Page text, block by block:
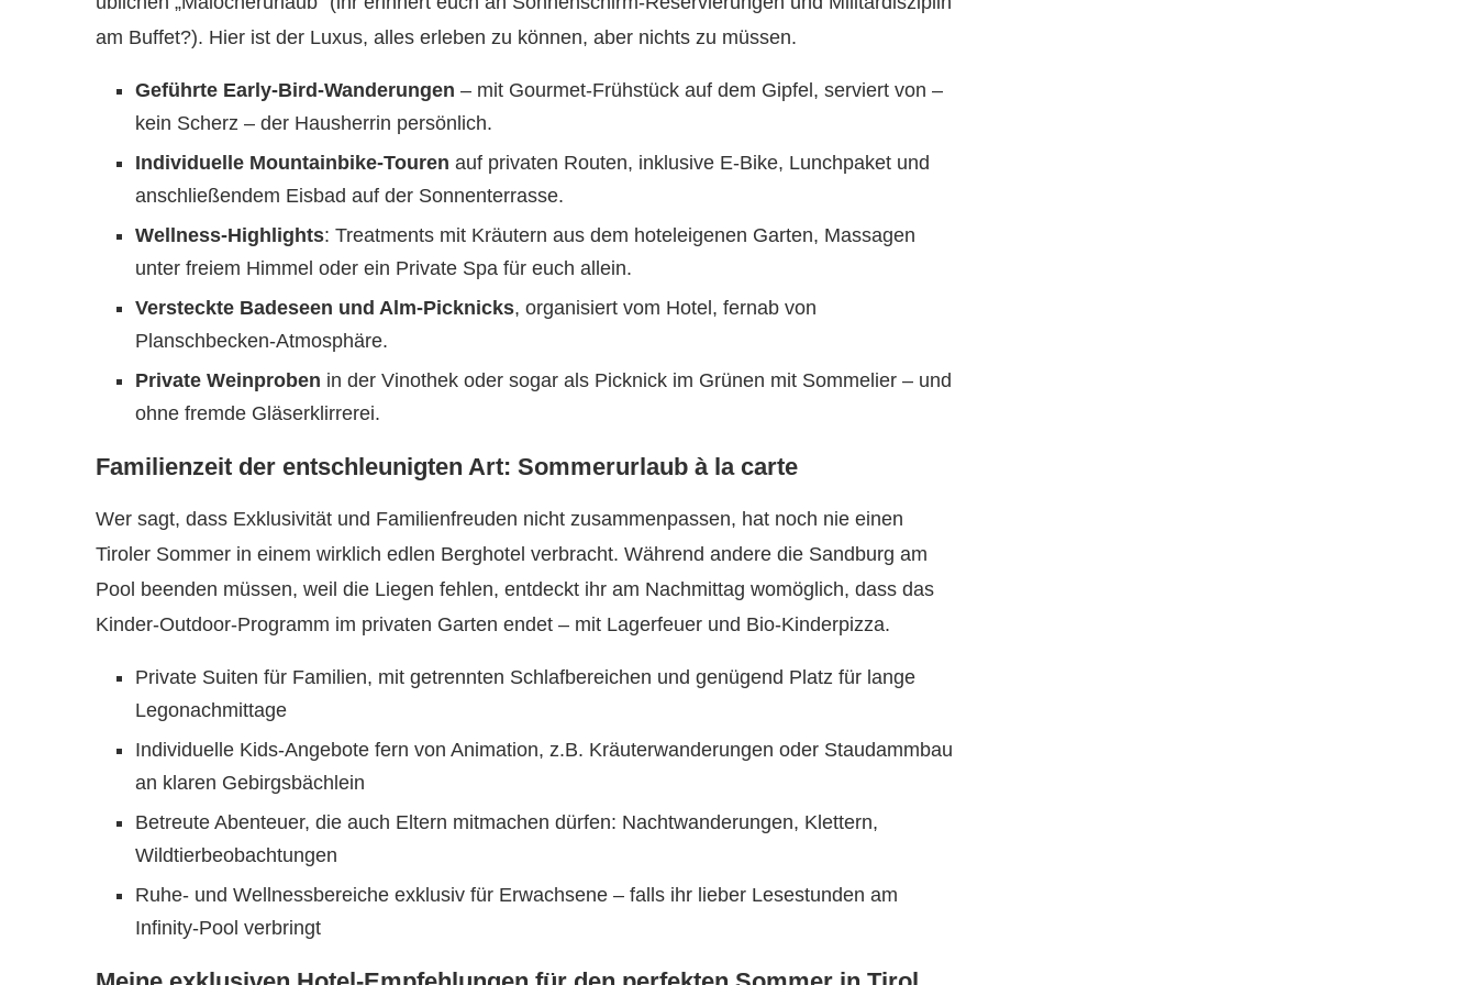
am Buffet?). Hier ist der Luxus, alles erleben zu können, aber nichts zu müssen.
Geführte Early-Bird-Wanderungen – mit Gourmet-Frühstück auf dem Gipfel, serviert von –
kein Scherz – der Hausherrin persönlich.
Individuelle Mountainbike-Touren auf privaten Routen, inklusive E-Bike, Lunchpaket und
anschließendem Eisbad auf der Sonnenterrasse.
Wellness-Highlights: Treatments mit Kräutern aus dem hoteleigenen Garten, Massagen
unter freiem Himmel oder ein Private Spa für euch allein.
Versteckte Badeseen und Alm-Picknicks, organisiert vom Hotel, fernab von
Planschbecken-Atmosphäre.
Private Weinproben in der Vinothek oder sogar als Picknick im Grünen mit Sommelier – und
ohne fremde Gläserklirrerei.
Familienzeit der entschleunigten Art: Sommerurlaub à la carte
Wer sagt, dass Exklusivität und Familienfreuden nicht zusammenpassen, hat noch nie einen
Tiroler Sommer in einem wirklich edlen Berghotel verbracht. Während andere die Sandburg am
Pool beenden müssen, weil die Liegen fehlen, entdeckt ihr am Nachmittag womöglich, dass das
Kinder-Outdoor-Programm im privaten Garten endet – mit Lagerfeuer und Bio-Kinderpizza.
Private Suiten für Familien, mit getrennten Schlafbereichen und genügend Platz für lange
Legonachmittage
Individuelle Kids-Angebote fern von Animation, z.B. Kräuterwanderungen oder Staudammbau
an klaren Gebirgsbächlein
Betreute Abenteuer, die auch Eltern mitmachen dürfen: Nachtwanderungen, Klettern,
Wildtierbeobachtungen
Ruhe- und Wellnessbereiche exklusiv für Erwachsene – falls ihr lieber Lesestunden am
Infinity-Pool verbringt